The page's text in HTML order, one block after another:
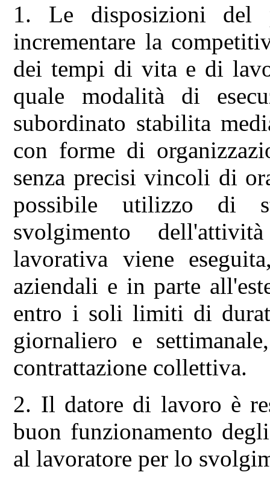
1. Le disposizioni del
incrementare la
dei tempi di vita e di
quale modalità di
subordinato stabilita
con forme di
senza precisi vincoli di
possibile utilizzo di
svolgimento
lavorativa viene
aziendali e in parte
entro i soli limiti di
giornaliero e
contrattazione collettiva.
2. Il datore di lavoro è
buon funzionamento
al lavoratore per lo